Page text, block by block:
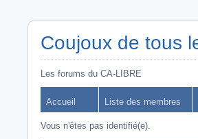
Coujoux de tous
Les forums du CA-LIBRE
Accueil Liste des membres
Vous n'êtes pas identifié(e).